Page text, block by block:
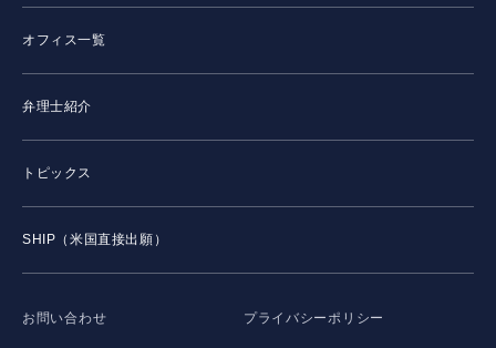
オフィス一覧
弁理士紹介
トピックス
SHIP（米国直接出願）
お問い合わせ プライバシーポリシー